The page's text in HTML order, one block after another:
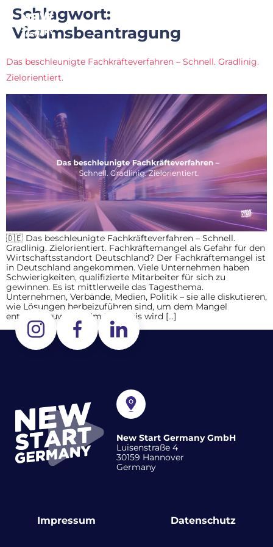
Schlagwort:
Visumsbeantragung
Das beschleunigte Fachkräfteverfahren – Schnell. Gradlinig.
Zielorientiert.
🇩🇪 Das beschleunigte Fachkräfteverfahren – Schnell.
Gradlinig. Zielorientiert. Fachkräftemangel als Gefahr für den
Wirtschaftsstandort Deutschland? Der Fachkräftemangel ist
in Deutschland angekommen. Viele Unternehmen haben
Schwierigkeiten, qualifizierte Mitarbeiter für sich zu
gewinnen. Es ist mittlerweile das Tagesthema.
Unternehmen, Verbände, Medien, Politik – sie alle diskutieren,
wie Lösungen herbeizuführen sind, um dem Mangel
entgegenzuwirken. Im Ergebnis wird […]
New Start Germany GmbH
Luisenstraße 4
30159 Hannover
Germany
Impressum Datenschutz